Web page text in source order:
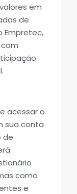
em
de
Empretec,
acessar o
sua conta
de
como
e